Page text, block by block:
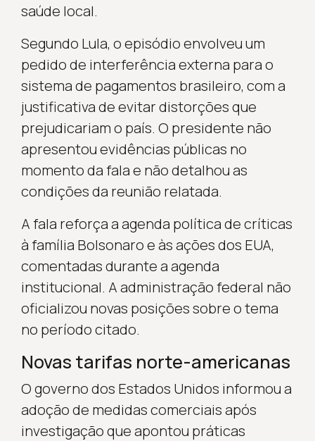
saúde local.
Segundo Lula, o episódio envolveu um
pedido de interferência externa para o
sistema de pagamentos brasileiro, com a
justificativa de evitar distorções que
prejudicariam o país. O presidente não
apresentou evidências públicas no
momento da fala e não detalhou as
condições da reunião relatada.
A fala reforça a agenda política de críticas
à família Bolsonaro e às ações dos EUA,
comentadas durante a agenda
institucional. A administração federal não
oficializou novas posições sobre o tema
no período citado.
Novas tarifas norte-americanas
O governo dos Estados Unidos informou a
adoção de medidas comerciais após
investigação que apontou práticas